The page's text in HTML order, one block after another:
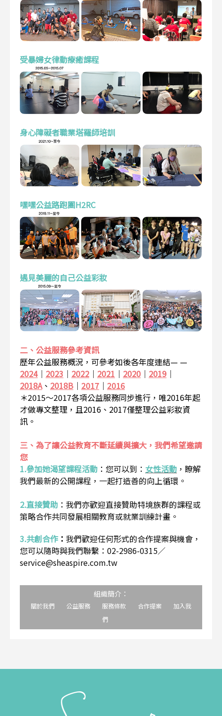
受暴婦女律動療癒課程
身心障礙者職業塔羅師培訓
嘿嘿公益路跑團H2RC
遇見美麗的自己公益彩妝
二、公益服務參考資訊
歷年公益服務概況，可參考如後各年度連結— —
2024｜ 2023 ｜ 2022 ｜ 2021 ｜ 2020 ｜ 2019 ｜
2018A、 2018B ｜ 2017 ｜ 2016
＊2015～2017各項公益服務同步進行，唯2016年起
才做專文整理，且2016、2017僅整理公益彩妝資
訊。
三、為了讓公益教育不斷延續與擴大，我們希望邀請
您
1.參加她渴望課程活動 ： 您可以到： 女性活動 ，瞭解
我們最新的公開課程，一起打造善的向上循環。
2.直接贊助 ： 我們亦歡迎直接贊助特境族群的課程或
策略合作共同發展相關教育或就業訓練計畫。
3.共創合作： 我們歡迎任何形式的合作提案與機會，
您可以隨時與我們聯繫：02-2986-0315／
service@sheaspire.com.tw
組織簡介：
關於我們 公益服務 服務條款 合作提案
加入我
們